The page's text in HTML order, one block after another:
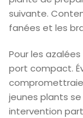
suivante.
fanées et les
Pour les
port compact.
jeunes plants
intervention